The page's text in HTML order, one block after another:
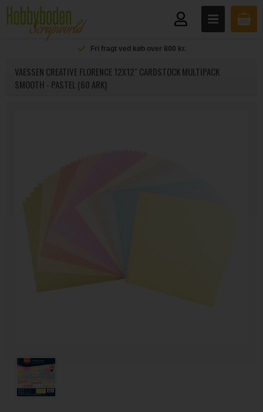
Fri fragt ved køb over 800 kr.
VAESSEN CREATIVE FLORENCE 12X12" CARDSTOCK MULTIPACK
SMOOTH - PASTEL (60 ARK)